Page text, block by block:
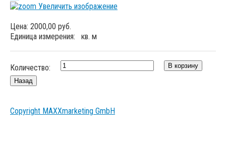
Увеличить изображение
Цена: 2000,00 руб.
Единица измерения: кв. м
Количество:
Copyright MAXXmarketing GmbH